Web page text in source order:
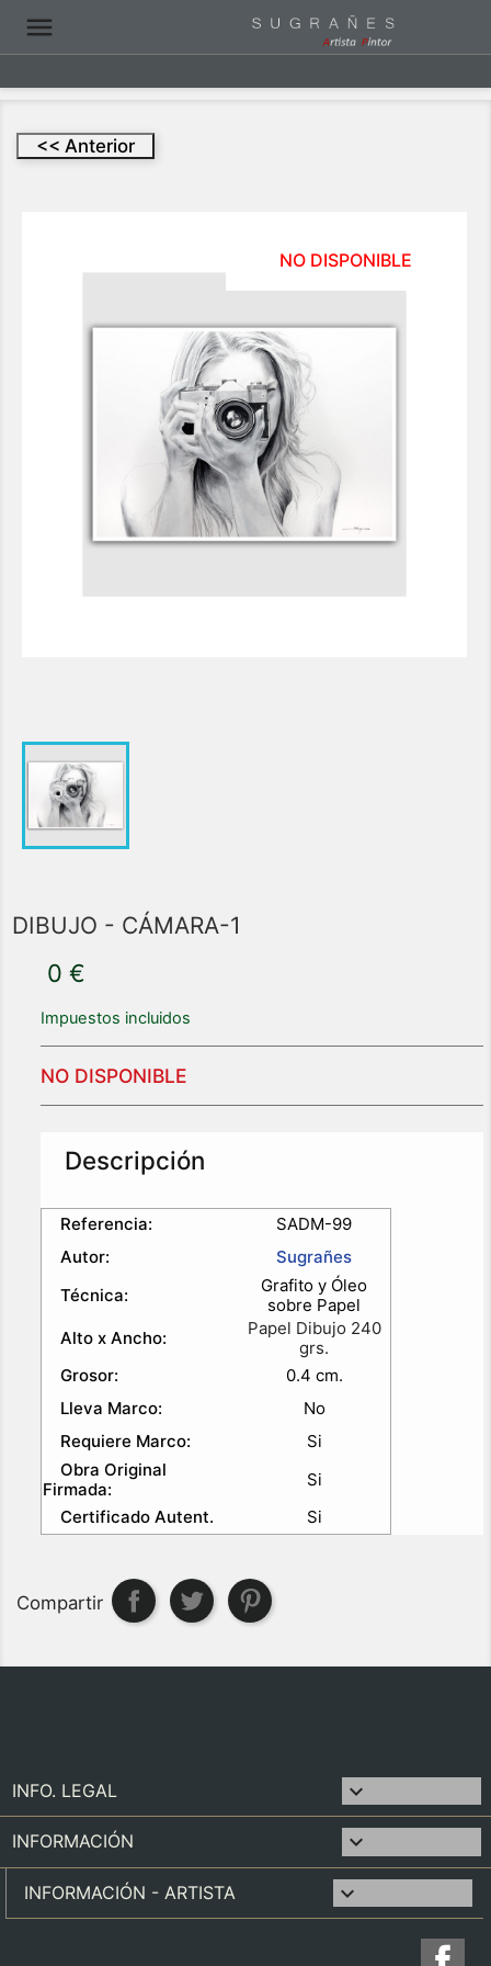

NO DISPONIBLE
DIBUJO - CÁMARA-1
0 €
Impuestos incluidos
NO DISPONIBLE
Descripción
Referencia:
SADM-99
Autor:
Sugrañes
Técnica:
Grafito y Óleo
sobre Papel
Alto x Ancho:
Papel Dibujo 240
grs.
Grosor:
0.4 cm.
Lleva Marco:
No
Requiere Marco:
Si
Obra Original
Firmada:
Si
Certificado Autent.
Si
Compartir
INFO. LEGAL 
INFORMACIÓN 
INFORMACIÓN - ARTISTA keyboard_arrow_down